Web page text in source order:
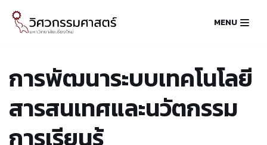
Skip
MENU
การพัฒนาระบบเทคโนโลยี
สารสนเทศและนวัตกรรม
การเรียนรู้